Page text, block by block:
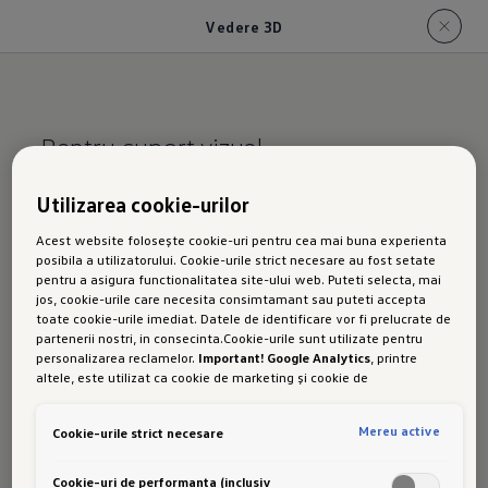
Vedere 3D
Pentru suport vizual
Vedere 3-D a orașului
Această vizualizare pentru Touareg afișează
orașele selectate în 3D de înaltă rezoluție.
Datorită reprezentării detaliate a împrejurimilor,
vizualizarea vă poate ajuta să recunoașteți mai
Utilizarea cookie-urilor
Acest website folosește cookie-uri pentru cea mai buna experienta
posibila a utilizatorului. Cookie-urile strict necesare au fost setate
pentru a asigura functionalitatea site-ului web. Puteti selecta, mai
jos, cookie-urile care necesita consimtamant sau puteti accepta
toate cookie-urile imediat. Datele de identificare vor fi prelucrate de
partenerii nostri, in consecinta.Cookie-urile sunt utilizate pentru
personalizarea reclamelor. Important! Google Analytics, printre
altele, este utilizat ca cookie de marketing și cookie de
protectie a datelor decat Uniunea Europeana. Prin urmare, nu poate
date datorita legislatiei actuale. Ca urmare, interferenta cu
Cookie-urile strict necesare Mereu active
Cookie-uri de performanta (inclusiv